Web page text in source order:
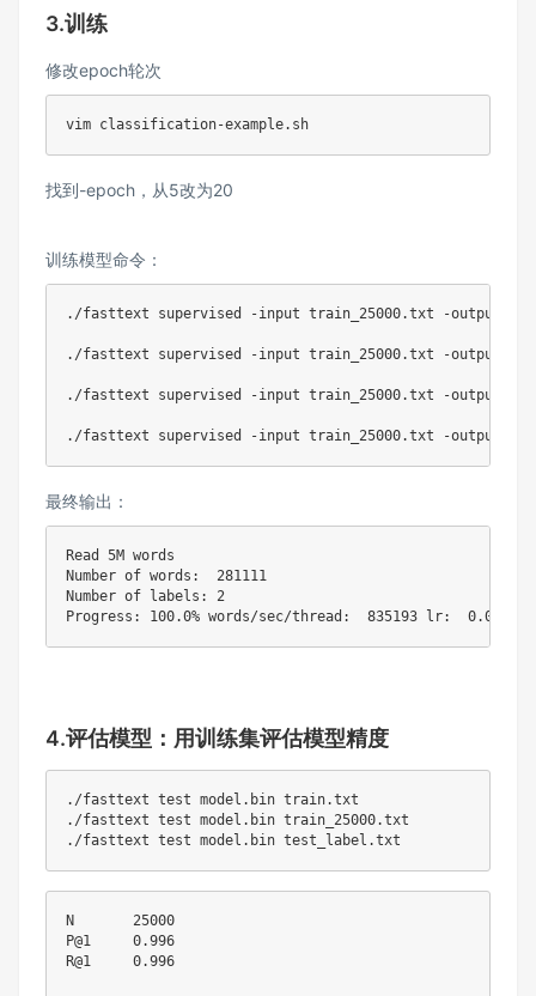
3.训练
修改epoch轮次
vim
找到-epoch，从5改为20
训练模型命令：
./fasttext supervised -input train_25000.txt -output
./fasttext supervised -input train_25000.txt -output
./fasttext supervised -input train_25000.txt -output
./fasttext supervised -input train_25000.txt -output
最终输出：
Read 5M words
Number of words: 281111
Number of labels: 2
Progress: 100.0% words/sec/thread: 835193 lr: 0.000000
4.评估模型：用训练集评估模型精度
./fasttext test model.bin train.txt
./fasttext test model.bin train_25000.txt
./fasttext test
25000
0.996
0.996